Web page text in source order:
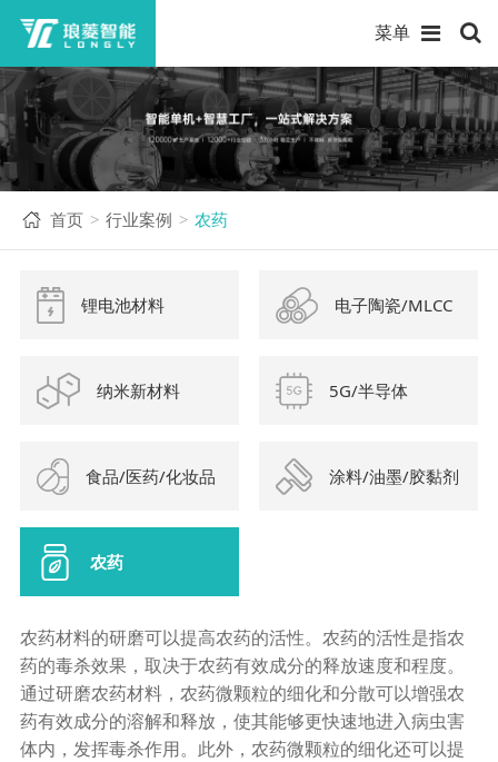
菜单
首页 > 行业案例 > 农药
锂电池材料 电子陶瓷/MLCC
纳米新材料 5G/半导体
食品/医药/化妆品 涂料/油墨/胶黏剂
农药
农药材料的研磨可以提高农药的活性。农药的活性是指农
药的毒杀效果，取决于农药有效成分的释放速度和程度。
通过研磨农药材料，农药微颗粒的细化和分散可以增强农
药有效成分的溶解和释放，使其能够更快速地进入病虫害
体内，发挥毒杀作用。此外，农药微颗粒的细化还可以提